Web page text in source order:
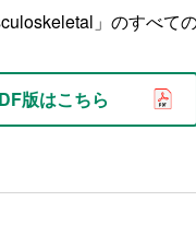
」のすべての
版はこちら